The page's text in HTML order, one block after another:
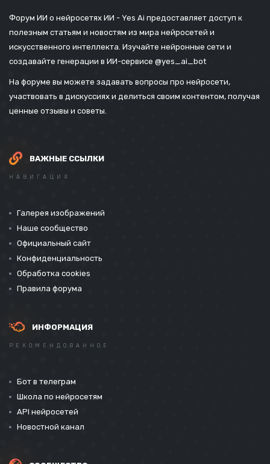
Форум ИИ о нейросетях ИИ - Yes Ai предоставляет доступ к
полезным статьям и новостям из мира нейросетей и
искусственного интеллекта. Изучайте нейронные сети и
создавайте генерации в ИИ-сервисе @yes_ai_bot
На форуме вы можете задавать вопросы про нейросети,
участвовать в дискуссиях и делиться своим контентом, получая
ценные отзывы и советы.
ВАЖНЫЕ ССЫЛКИ
НАВИГАЦИЯ
Галерея изображений
Наше сообщество
Официальный сайт
Конфиденциальность
Обработка cookies
Правила форума
ИНФОРМАЦИЯ
РЕКОМЕНДОВАННОЕ
Бот в телеграм
Школа по нейросетям
API нейросетей
Новостной канал